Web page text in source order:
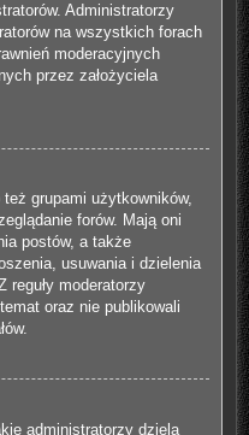
Administratorzy
na wszystkich forach
moderacyjnych
przez założyciela
grupami użytkowników,
forów. Mają oni
postów, a także
usuwania i dzielenia
reguły moderatorzy
oraz nie publikowali
administratorzy dzielą